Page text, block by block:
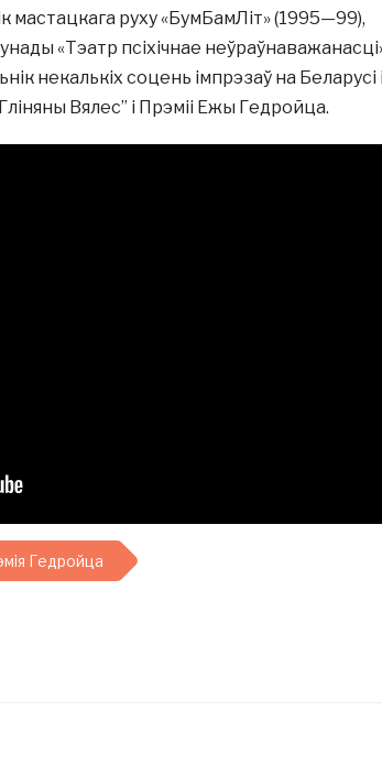
мастацкага руху «БумБамЛіт» (1995—99),
«Тэатр псіхічнае
некалькіх соцень імпрэзаў на Беларусі і
Вялес” і Прэміі Ежы Гедройца.
Гедройца